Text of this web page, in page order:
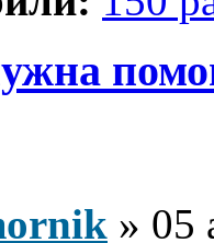
» 05